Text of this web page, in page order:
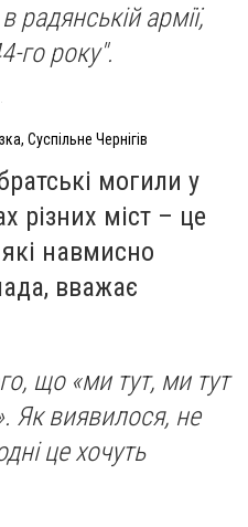
радянській армії,
го року".
Суспільне Чернігів
могили у
різних міст – це
які навмисно
вважає
що «ми тут, ми тут
Як виявилося, не
це хочуть